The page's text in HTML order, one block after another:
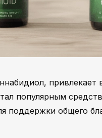
популярным
поддержки общего